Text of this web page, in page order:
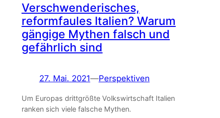
Verschwenderisches,
reformfaules Italien? Warum
gängige Mythen falsch und
gefährlich sind
27. Mai. 2021—Perspektiven
Um Europas drittgrößte Volkswirtschaft Italien
ranken sich viele falsche Mythen.